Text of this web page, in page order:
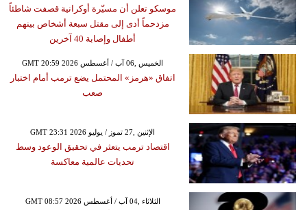
موسكو تعلن أن مسيّرة أوكرانية قصفت شاطئاً
مزدحماً أدى إلى مقتل سبعة أشخاص بينهم
أطفال وإصابة 40 آخرين
GMT 20:59 2026 الخميس ,06 آب / أغسطس
اتفاق «هرمز» المحتمل يضع ترمب أمام اختبار
صعب
GMT 23:31 2026 الإثنين ,27 تموز / يوليو
اقتصاد ترمب يتعثر في تحقيق الوعود وسط
تحديات عالمية معاكسة
GMT 08:57 2026 الثلاثاء ,04 آب / أغسطس